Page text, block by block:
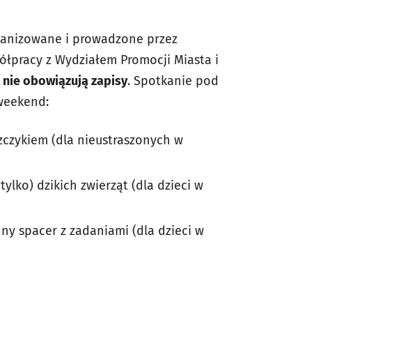
i prowadzone przez
z Wydziałem Promocji Miasta i
nie obowiązują zapisy. Spotkanie pod
(dla nieustraszonych w
dzikich zwierząt (dla dzieci w
spacer z zadaniami (dla dzieci w